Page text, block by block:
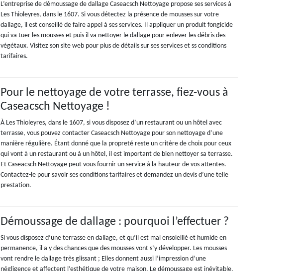
L’entreprise de démoussage de dallage Caseacsch Nettoyage propose ses services à
Les Thioleyres, dans le 1607. Si vous détectez la présence de mousses sur votre
dallage, il est conseillé de faire appel à ses services. Il appliquer un produit fongicide
qui va tuer les mousses et puis il va nettoyer le dallage pour enlever les débris des
végétaux. Visitez son site web pour plus de détails sur ses services et ss conditions
tarifaires.
Pour le nettoyage de votre terrasse, fiez-vous à
Caseacsch Nettoyage !
À Les Thioleyres, dans le 1607, si vous disposez d’un restaurant ou un hôtel avec
terrasse, vous pouvez contacter Caseacsch Nettoyage pour son nettoyage d’une
manière régulière. Étant donné que la propreté reste un critère de choix pour ceux
qui vont à un restaurant ou à un hôtel, il est important de bien nettoyer sa terrasse.
Et Caseacsch Nettoyage peut vous fournir un service à la hauteur de vos attentes.
Contactez-le pour savoir ses conditions tarifaires et demandez un devis d’une telle
prestation.
Démoussage de dallage : pourquoi l’effectuer ?
Si vous disposez d’une terrasse en dallage, et qu’il est mal ensoleillé et humide en
permanence, il a y des chances que des mousses vont s’y développer. Les mousses
vont rendre le dallage très glissant ; Elles donnent aussi l’impression d’une
négligence et affectent l’esthétique de votre maison. Le démoussage est inévitable.